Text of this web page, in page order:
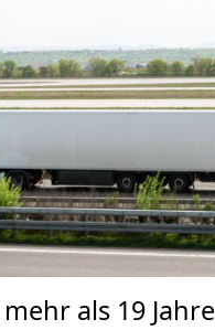
mehr als 19 Jahre